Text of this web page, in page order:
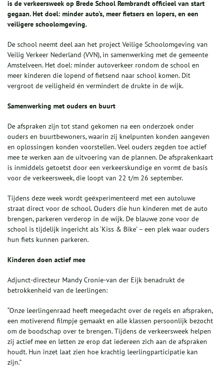
is de verkeersweek op Brede School Rembrandt officieel van start
gegaan. Het doel: minder auto’s, meer fietsers en lopers, en een
veiligere schoolomgeving.
De school neemt deel aan het project Veilige Schoolomgeving van
Veilig Verkeer Nederland (VVN), in samenwerking met de gemeente
Amstelveen. Het doel: minder autoverkeer rondom de school en
meer kinderen die lopend of fietsend naar school komen. Dit
vergroot de veiligheid én vermindert de drukte in de wijk.
Samenwerking met ouders en buurt
De afspraken zijn tot stand gekomen na een onderzoek onder
ouders en buurtbewoners, waarin zij knelpunten konden aangeven
en oplossingen konden voorstellen. Veel ouders zegden toe actief
mee te werken aan de uitvoering van de plannen. De afsprakenkaart
is inmiddels getoetst door een verkeerskundige en vormt de basis
voor de verkeersweek, die loopt van 22 t/m 26 september.
Tijdens deze week wordt geëxperimenteerd met een autoluwe
straat direct voor de school. Ouders die hun kinderen met de auto
brengen, parkeren verderop in de wijk. De blauwe zone voor de
school is tijdelijk ingericht als ‘Kiss & Bike’ – een plek waar ouders
hun fiets kunnen parkeren.
Kinderen doen actief mee
Adjunct-directeur Mandy Cronie-van der Eijk benadrukt de
betrokkenheid van de leerlingen:
“Onze leerlingenraad heeft meegedacht over de regels en afspraken,
een motiverend filmpje gemaakt en alle klassen persoonlijk bezocht
om de boodschap over te brengen. Tijdens de verkeersweek helpen
zij actief mee en letten ze erop dat iedereen zich aan de afspraken
houdt. Hun inzet laat zien hoe krachtig leerlingparticipatie kan
zijn.”